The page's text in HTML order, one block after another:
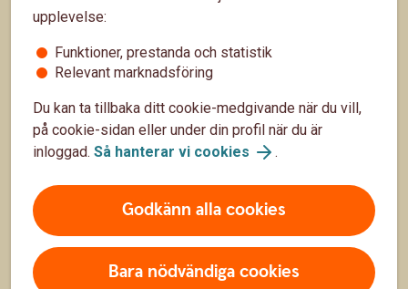
upplevelse:
Funktioner, prestanda och statistik
Relevant marknadsföring
Du kan ta tillbaka ditt cookie-medgivande när du vill,
på cookie-sidan eller under din profil när du är
inloggad. Så hanterar vi cookies .
Godkänn alla cookies
Bara nödvändiga cookies
Hitta snabbt
Hitta bankkontor
Om Sparbanken Sjuhärad
Press
Jobba hos oss